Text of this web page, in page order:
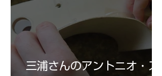
三浦さんのアントニオ・ス